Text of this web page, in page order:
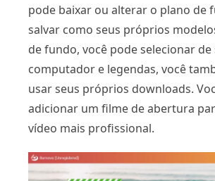
pode baixar ou alterar o plano de
salvar como seus próprios
de fundo, você pode selecionar
computador e legendas, você
usar seus próprios downloads.
adicionar um filme de abertura
vídeo mais profissional.